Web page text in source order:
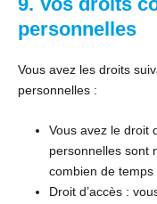
personnelles
Vous avez les droits
personnelles :
Vous avez le droit
personnelles sont
combien de
Droit d’accès :